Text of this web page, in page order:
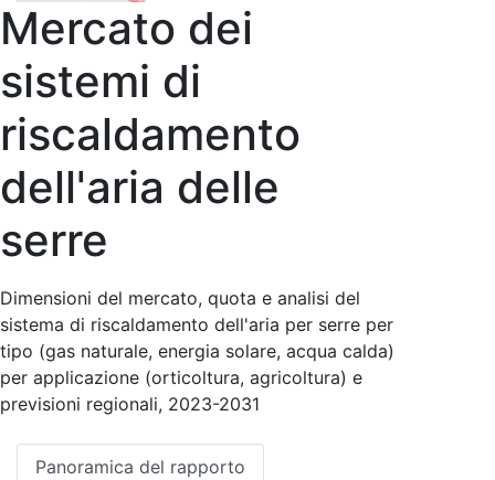
Mercato dei
sistemi di
riscaldamento
dell'aria delle
serre
Dimensioni del mercato, quota e analisi del
sistema di riscaldamento dell'aria per serre per
tipo (gas naturale, energia solare, acqua calda)
per applicazione (orticoltura, agricoltura) e
previsioni regionali, 2023-2031
Panoramica del rapporto